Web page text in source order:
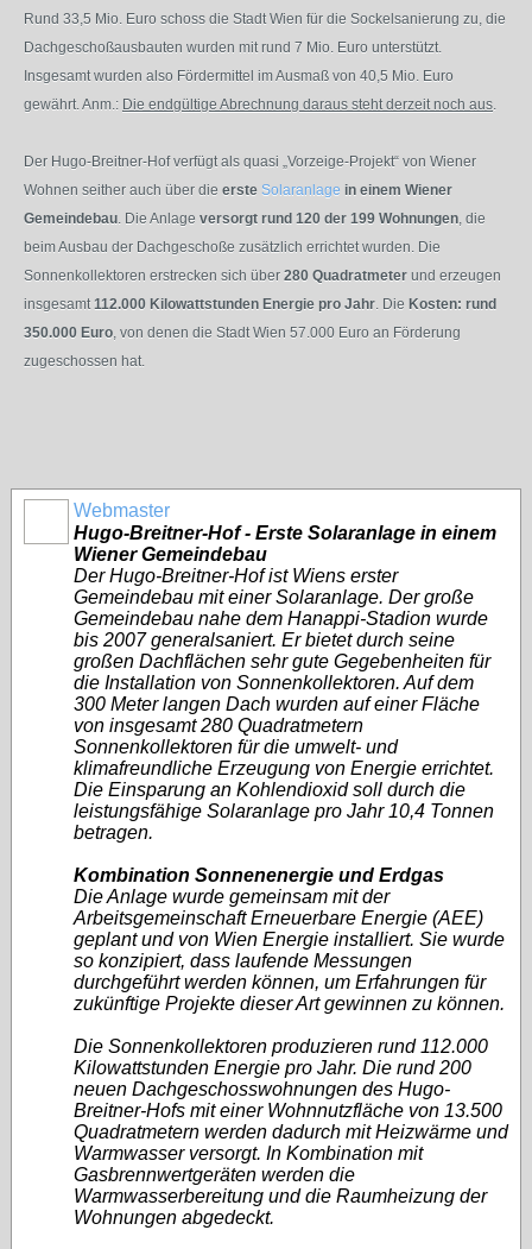
Rund 33,5 Mio. Euro schoss die Stadt Wien für die Sockelsanierung zu, die
Dachgeschoßausbauten wurden mit rund 7 Mio. Euro unterstützt.
Insgesamt wurden also Fördermittel im Ausmaß von 40,5 Mio. Euro
gewährt. Anm.: Die endgültige Abrechnung daraus steht derzeit noch aus.
Der Hugo-Breitner-Hof verfügt als quasi „Vorzeige-Projekt“ von Wiener
Wohnen seither auch über die erste Solaranlage in einem Wiener
Gemeindebau. Die Anlage versorgt rund 120 der 199 Wohnungen, die
beim Ausbau der Dachgeschoße zusätzlich errichtet wurden. Die
Sonnenkollektoren erstrecken sich über 280 Quadratmeter und erzeugen
insgesamt112.000 Kilowattstunden Energie pro Jahr. Die Kosten: rund
350.000 Euro, von denen die Stadt Wien 57.000 Euro an Förderung
zugeschossen hat.
Webmaster
Hugo-Breitner-Hof - Erste Solaranlage in einem
Wiener Gemeindebau
Der Hugo-Breitner-Hof ist Wiens erster
Gemeindebau mit einer Solaranlage. Der große
Gemeindebau nahe dem Hanappi-Stadion wurde
bis 2007 generalsaniert. Er bietet durch seine
großen Dachflächen sehr gute Gegebenheiten für
die Installation von Sonnenkollektoren. Auf dem
300 Meter langen Dach wurden auf einer Fläche
von insgesamt 280 Quadratmetern
Sonnenkollektoren für die umwelt- und
klimafreundliche Erzeugung von Energie errichtet.
Die Einsparung an Kohlendioxid soll durch die
leistungsfähige Solaranlage pro Jahr 10,4 Tonnen
betragen.
Kombination Sonnenenergie und Erdgas
Die Anlage wurde gemeinsam mit der
Arbeitsgemeinschaft Erneuerbare Energie (AEE)
geplant und von Wien Energie installiert. Sie wurde
so konzipiert, dass laufende Messungen
durchgeführt werden können, um Erfahrungen für
zukünftige Projekte dieser Art gewinnen zu können.
Die Sonnenkollektoren produzieren rund 112.000
Kilowattstunden Energie pro Jahr. Die rund 200
neuen Dachgeschosswohnungen des Hugo-
Breitner-Hofs mit einer Wohnnutzfläche von 13.500
Quadratmetern werden dadurch mit Heizwärme und
Warmwasser versorgt. In Kombination mit
Gasbrennwertgeräten werden die
Warmwasserbereitung und die Raumheizung der
Wohnungen abgedeckt.